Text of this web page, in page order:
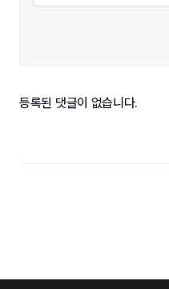
등록된 댓글이 없습니다.